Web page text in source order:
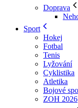
Doprava
Sport
Hokej
Fotbal
Tenis
Lyžování
Cyklistika
Atletika
Bojové
ZOH 2026